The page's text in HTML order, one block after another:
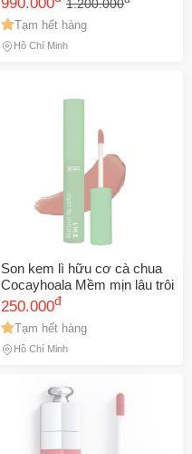
Bóng Dưỡng Môi Cam Đất
Cao Cấp, Chăm Sóc Môi
Căng Mọng
1.200.000
Tạm hết hàng
Hồ Chí Minh
Son kem lì hữu cơ cà chua
Cocayhoala Mềm mịn lâu trôi
250.000đ
Tạm hết hàng
Hồ Chí Minh